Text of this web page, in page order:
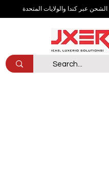
الشحن عبر كندا والولايات المتحدة